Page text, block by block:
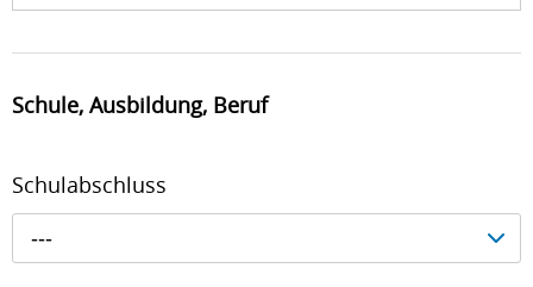
Schule, Ausbildung, Beruf
Schulabschluss
---